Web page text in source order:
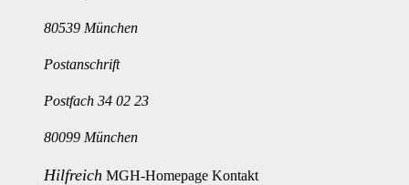
80539 München
Postanschrift
Postfach 34 02 23
80099 München
Hilfreich MGH-Homepage Kontakt